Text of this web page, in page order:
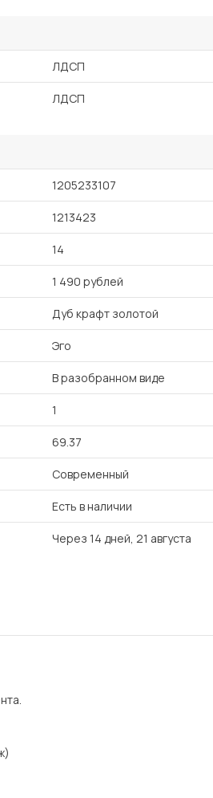
ЛДСП
ЛДСП
1205233107
1213423
14
1 490 рублей
Дуб крафт золотой
Эго
В разобранном виде
1
69.37
Современный
Есть в наличии
Через 14 дней, 21 августа